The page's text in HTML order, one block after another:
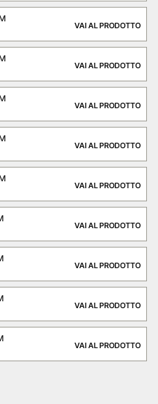
VAI AL PRODOTTO
VAI AL PRODOTTO
VAI AL PRODOTTO
VAI AL PRODOTTO
VAI AL PRODOTTO
VAI AL PRODOTTO
VAI AL PRODOTTO
VAI AL PRODOTTO
VAI AL PRODOTTO